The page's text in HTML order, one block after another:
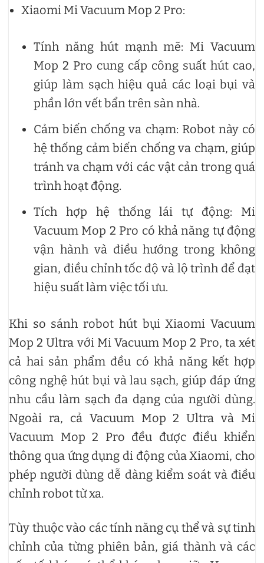
Xiaomi Mi Vacuum Mop 2 Pro:
Tính năng hút mạnh mẽ: Mi Vacuum
Mop 2 Pro cung cấp công suất hút cao,
giúp làm sạch hiệu quả các loại bụi và
phần lớn vết bẩn trên sàn nhà.
Cảm biến chống va chạm: Robot này có
hệ thống cảm biến chống va chạm, giúp
tránh va chạm với các vật cản trong quá
trình hoạt động.
Tích hợp hệ thống lái tự động: Mi
Vacuum Mop 2 Pro có khả năng tự động
vận hành và điều hướng trong không
gian, điều chỉnh tốc độ và lộ trình để đạt
hiệu suất làm việc tối ưu.
Khi so sánh robot hút bụi Xiaomi Vacuum
Mop 2 Ultra với Mi Vacuum Mop 2 Pro, ta xét
cả hai sản phẩm đều có khả năng kết hợp
công nghệ hút bụi và lau sạch, giúp đáp ứng
nhu cầu làm sạch đa dạng của người dùng.
Ngoài ra, cả Vacuum Mop 2 Ultra và Mi
Vacuum Mop 2 Pro đều được điều khiển
thông qua ứng dụng di động của Xiaomi, cho
phép người dùng dễ dàng kiểm soát và điều
chỉnh robot từ xa.
Tùy thuộc vào các tính năng cụ thể và sự tinh
chỉnh của từng phiên bản, giá thành và các